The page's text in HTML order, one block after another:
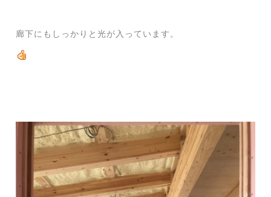
廊下にもしっかりと光が入っています。